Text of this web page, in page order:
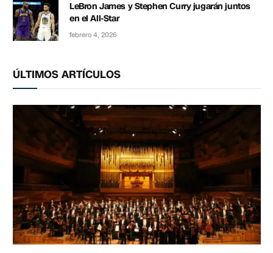
LeBron James y Stephen Curry jugarán juntos
en el All-Star
febrero 4, 2026
ÚLTIMOS ARTÍCULOS